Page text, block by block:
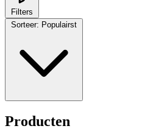
Filters
Sorteer: Populairst
Producten